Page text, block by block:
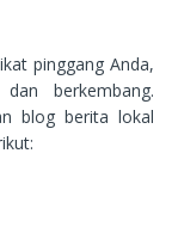
pinggang Anda,
berkembang.
blog berita lokal